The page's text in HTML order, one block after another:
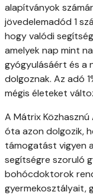
alapítványok
jövedelemadód 1
hogy valódi
amelyek nap mint
gyógyulásáért és a
dolgoznak. Az adó
mégis életeket
A Mátrix
óta azon dolgozik,
támogatást vigyen
segítségre szoruló
bohócdoktorok
gyermekosztályait,